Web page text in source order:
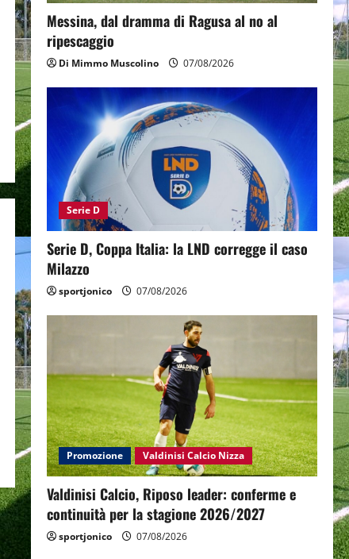
Messina, dal dramma di Ragusa al no al
ripescaggio
Di Mimmo Muscolino 07/08/2026
Serie D
Serie D, Coppa Italia: la LND corregge il caso
Milazzo
sportjonico 07/08/2026
Promozione Valdinisi Calcio Nizza
Valdinisi Calcio, Riposo leader: conferme e
continuità per la stagione 2026/2027
sportjonico 07/08/2026